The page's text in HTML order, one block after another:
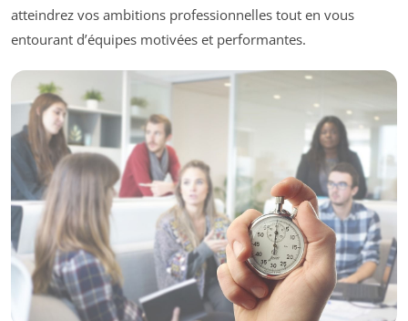
atteindrez vos ambitions professionnelles tout en vous
entourant d’équipes motivées et performantes.